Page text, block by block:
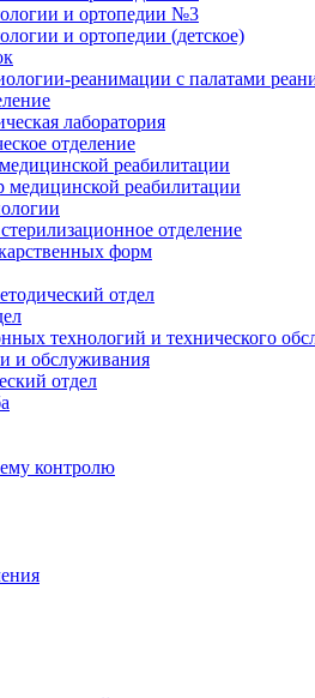
и ортопедии №3
и ортопедии (детское)
реанимации с палатами
лаборатория
отделение
реабилитации
медицинской реабилитации
отделение
форм
отдел
технологий и технического
и обслуживания
отдел
контролю